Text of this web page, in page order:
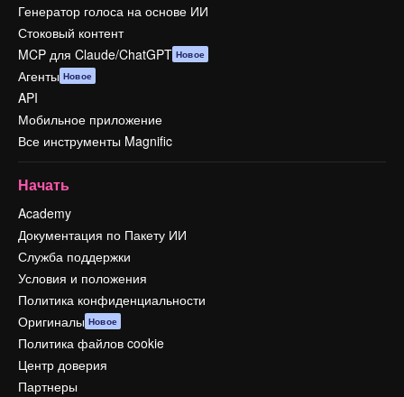
Генератор голоса на основе ИИ
Стоковый контент
MCP для Claude/ChatGPT Новое
Агенты Новое
API
Мобильное приложение
Все инструменты Magnific
Начать
Academy
Документация по Пакету ИИ
Служба поддержки
Условия и положения
Политика конфиденциальности
Оригиналы Новое
Политика файлов cookie
Центр доверия
Партнеры